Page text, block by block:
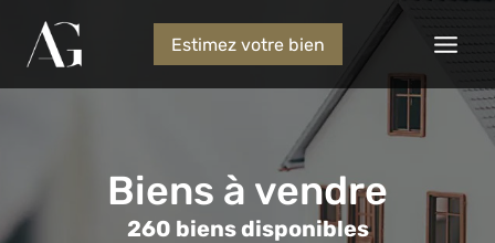
Estimez votre bien
Biens à vendre
260 biens disponibles